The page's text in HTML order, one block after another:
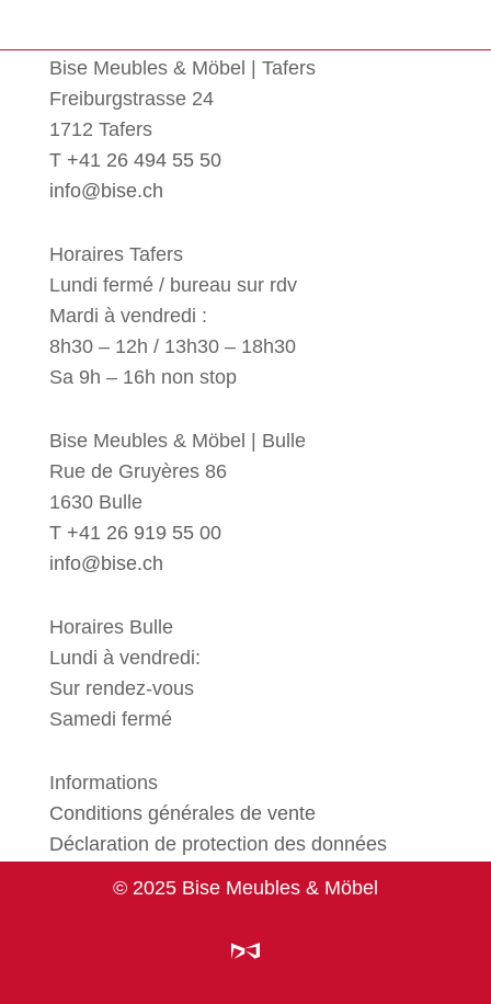
Bise Meubles & Möbel | Tafers
Freiburgstrasse 24
1712 Tafers
T +41 26 494 55 50
info@bise.ch
Horaires Tafers
Lundi fermé / bureau sur rdv
Mardi à vendredi :
8h30 – 12h / 13h30 – 18h30
Sa 9h – 16h non stop
Bise Meubles & Möbel | Bulle
Rue de Gruyères 86
1630 Bulle
T +41 26 919 55 00
info@bise.ch
Horaires Bulle
Lundi à vendredi:
Sur rendez-vous
Samedi fermé
Informations
Conditions générales de vente
Déclaration de protection des données
© 2025 Bise Meubles & Möbel